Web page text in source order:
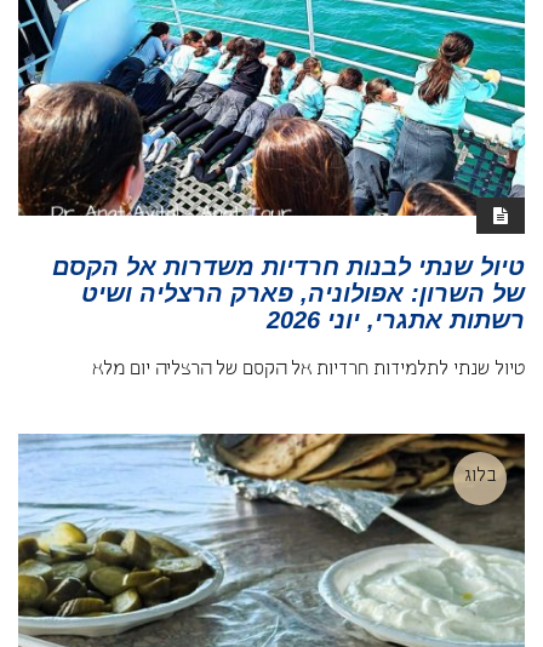
טיול שנתי לבנות חרדיות משדרות אל הקסם
של השרון: אפולוניה, פארק הרצליה ושיט
רשתות אתגרי, יוני 2026
טיול שנתי לתלמידות חרדיות אל הקסם של הרצליה יום מלא
בלוג